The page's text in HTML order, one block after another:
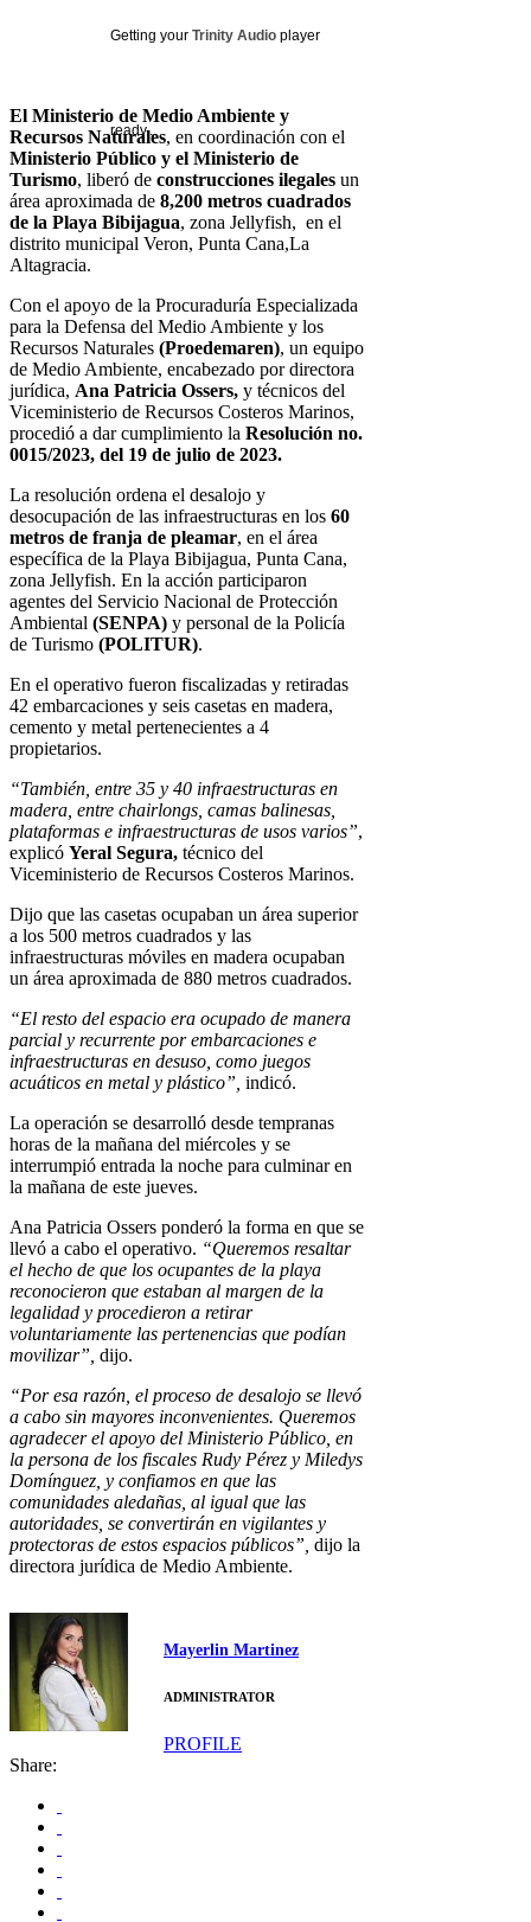
Getting your Trinity Audio player
ready...
El Ministerio de Medio Ambiente y
Recursos Naturales, en coordinación con el
Ministerio Público y el Ministerio de
Turismo, liberó de construcciones ilegales un
área aproximada de 8,200 metros cuadrados
de la Playa Bibijagua, zona Jellyfish, en el
distrito municipal Veron, Punta Cana,La
Altagracia.
Con el apoyo de la Procuraduría Especializada
para la Defensa del Medio Ambiente y los
Recursos Naturales (Proedemaren), un equipo
de Medio Ambiente, encabezado por directora
jurídica, Ana Patricia Ossers, y técnicos del
Viceministerio de Recursos Costeros Marinos,
procedió a dar cumplimiento la Resolución no.
0015/2023, del 19 de julio de 2023.
La resolución ordena el desalojo y
desocupación de las infraestructuras en los 60
metros de franja de pleamar, en el área
específica de la Playa Bibijagua, Punta Cana,
zona Jellyfish. En la acción participaron
agentes del Servicio Nacional de Protección
Ambiental (SENPA) y personal de la Policía
de Turismo (POLITUR).
En el operativo fueron fiscalizadas y retiradas
42 embarcaciones y seis casetas en madera,
cemento y metal pertenecientes a 4
propietarios.
“También, entre 35 y 40 infraestructuras en
madera, entre chairlongs, camas balinesas,
plataformas e infraestructuras de usos varios”,
explicó Yeral Segura, técnico del
Viceministerio de Recursos Costeros Marinos.
Dijo que las casetas ocupaban un área superior
a los 500 metros cuadrados y las
infraestructuras móviles en madera ocupaban
un área aproximada de 880 metros cuadrados.
“El resto del espacio era ocupado de manera
parcial y recurrente por embarcaciones e
infraestructuras en desuso, como juegos
acuáticos en metal y plástico”, indicó.
La operación se desarrolló desde tempranas
horas de la mañana del miércoles y se
interrumpió entrada la noche para culminar en
la mañana de este jueves.
Ana Patricia Ossers ponderó la forma en que se
llevó a cabo el operativo. “Queremos resaltar
el hecho de que los ocupantes de la playa
reconocieron que estaban al margen de la
legalidad y procedieron a retirar
voluntariamente las pertenencias que podían
movilizar”, dijo.
“Por esa razón, el proceso de desalojo se llevó
a cabo sin mayores inconvenientes. Queremos
agradecer el apoyo del Ministerio Público, en
la persona de los fiscales Rudy Pérez y Miledys
Domínguez, y confiamos en que las
comunidades aledañas, al igual que las
autoridades, se convertirán en vigilantes y
protectoras de estos espacios públicos”, dijo la
directora jurídica de Medio Ambiente.
Mayerlin Martinez
ADMINISTRATOR
PROFILE
Share: